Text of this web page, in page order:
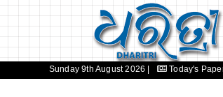
Sunday 9th August 2026 | Today's